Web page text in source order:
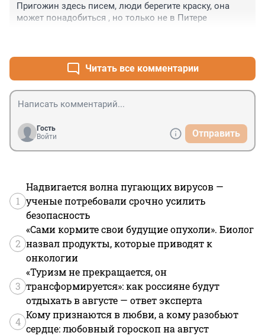
Пригожин здесь писем, люди берегите краску, она
может понадобиться , но только не в Питере
Читать все комментарии
Гость
Войти
Отправить
1
Надвигается волна пугающих вирусов —
ученые потребовали срочно усилить
безопасность
2
«Сами кормите свои будущие опухоли». Биолог
назвал продукты, которые приводят к
онкологии
3
«Туризм не прекращается, он
трансформируется»: как россияне будут
отдыхать в августе — ответ эксперта
4
Кому признаются в любви, а кому разобьют
сердце: любовный гороскоп на август